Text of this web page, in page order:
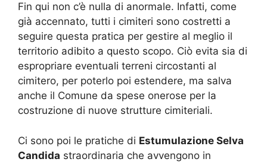
Fin qui non c’è nulla di anormale. Infatti, come
già accennato, tutti i cimiteri sono costretti a
seguire questa pratica per gestire al meglio il
territorio adibito a questo scopo. Ciò evita sia di
espropriare eventuali terreni circostanti al
cimitero, per poterlo poi estendere, ma salva
anche il Comune da spese onerose per la
costruzione di nuove strutture cimiteriali.
Ci sono poi le pratiche di Estumulazione Selva
Candida straordinaria che avvengono in